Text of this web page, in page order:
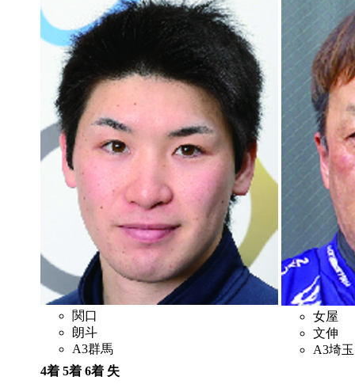
関口
朗斗
A3群馬
女屋
文伸
A3埼玉
4着 5着 6着 失